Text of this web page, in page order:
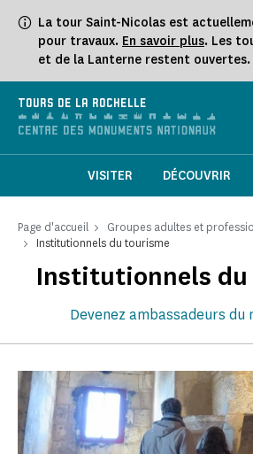
La tour Saint-Nicolas est
pour travaux. En savoir plus. Les
et de la Lanterne restent ouvertes.
TOURS DE LA ROCHELLE
VISITER DÉCOUVRIR
Page d'accueil
Groupes adultes et
Institutionnels du tourisme
Institutionnels
Devenez ambassadeurs du